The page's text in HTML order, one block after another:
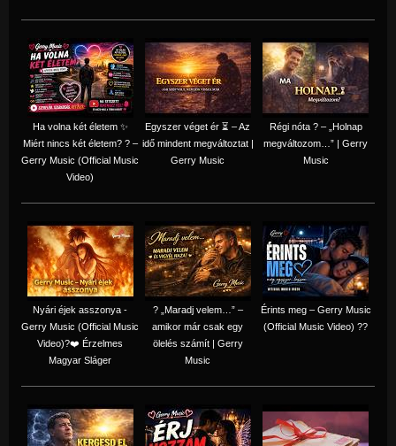
Ha volna két életem ✨
Miért nincs két életem? ? –
Gerry Music (Official Music
Video)
Egyszer véget ér ⏳ – Az
idő mindent megváltoztat |
Gerry Music
Régi nóta ? – „Holnap
megváltozom…” | Gerry
Music
Nyári éjek asszonya -
Gerry Music (Official Music
Video)?❤️ Érzelmes
Magyar Sláger
? „Maradj velem…” –
amikor már csak egy
ölelés számít | Gerry
Music
Érints meg – Gerry Music
(Official Music Video) ??